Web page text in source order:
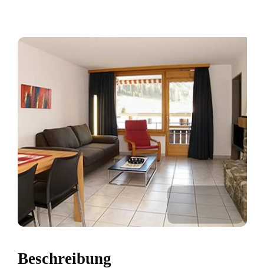
Beschreibung